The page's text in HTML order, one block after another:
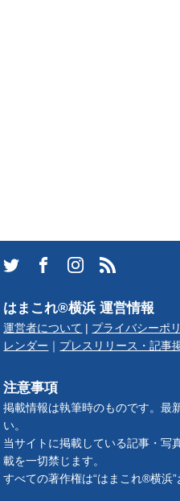
はまこれ®横浜 運営情報
運営者について プライバシーポ
レンダー
プレスリリース・記事
注意事項
掲載情報は執筆時のものです。最
い。
当サイトに掲載している記事・写
載を一切禁じます。
すべての著作権は“はまこれ®横浜